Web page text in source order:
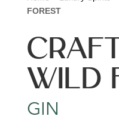
FOREST
WILD
GIN